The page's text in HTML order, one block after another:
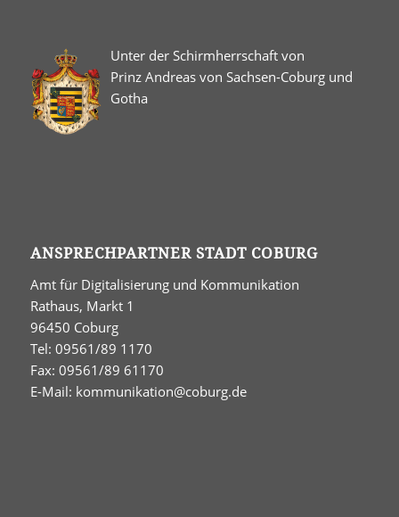
Unter der Schirmherrschaft von
Prinz Andreas von Sachsen-Coburg und
Gotha
ANSPRECHPARTNER STADT COBURG
Amt für Digitalisierung und Kommunikation
Rathaus, Markt 1
96450 Coburg
Tel: 09561/89 1170
Fax: 09561/89 61170
E-Mail: kommunikation@coburg.de